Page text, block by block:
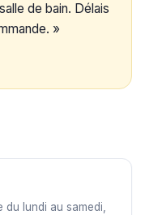
de bain. Délais
»
du lundi au samedi,